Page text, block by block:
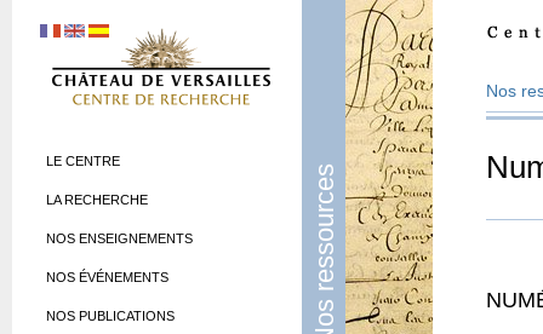
Nos ressources
Nos
LE CENTRE
LA RECHERCHE
NOS ENSEIGNEMENTS
NOS ÉVÉNEMENTS
NOS PUBLICATIONS